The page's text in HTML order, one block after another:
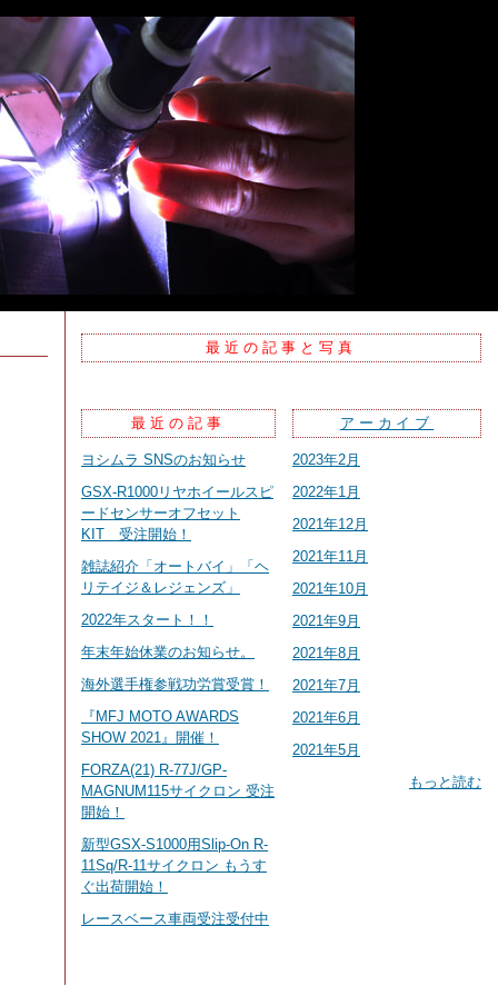
最近の記事と写真
最近の記事
ヨシムラ SNSのお知らせ
GSX-R1000リヤホイールスピ
ードセンサーオフセット
KIT 受注開始！
雑誌紹介「オートバイ」「ヘ
リテイジ＆レジェンズ」
2022年スタート！！
年末年始休業のお知らせ。
海外選手権参戦功労賞受賞！
『MFJ MOTO AWARDS
SHOW 2021』開催！
FORZA(21) R-77J/GP-
MAGNUM115サイクロン 受注
開始！
新型GSX-S1000用Slip-On R-
11Sq/R-11サイクロン もうす
ぐ出荷開始！
レースベース車両受注受付中
アーカイブ
2023年2月
2022年1月
2021年12月
2021年11月
2021年10月
2021年9月
2021年8月
2021年7月
2021年6月
2021年5月
もっと読む